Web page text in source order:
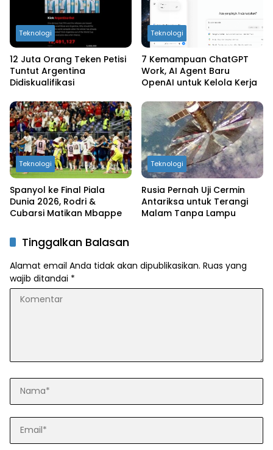
Teknologi
12 Juta Orang Teken Petisi
Tuntut Argentina
Didiskualifikasi
Teknologi
7 Kemampuan ChatGPT
Work, AI Agent Baru
OpenAI untuk Kelola Kerja
Teknologi
Spanyol ke Final Piala
Dunia 2026, Rodri &
Cubarsi Matikan Mbappe
Teknologi
Rusia Pernah Uji Cermin
Antariksa untuk Terangi
Malam Tanpa Lampu
Tinggalkan Balasan
Alamat email Anda tidak akan dipublikasikan. Ruas yang
wajib ditandai *